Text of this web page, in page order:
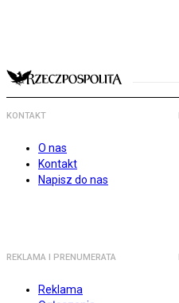
KONTAKT
O nas
Kontakt
Napisz do nas
REKLAMA I PRENUMERATA
Reklama